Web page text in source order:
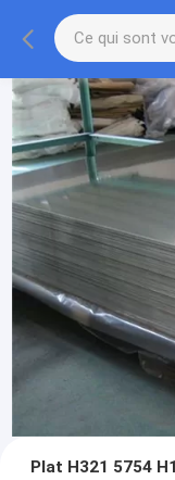
Plat H321 5754